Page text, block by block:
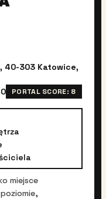
40-303 Katowice,
PORTAL SCORE: 8
miejsce